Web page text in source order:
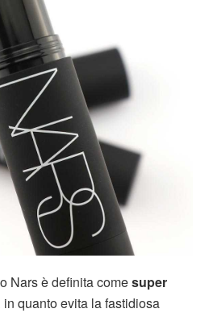
Nars è definita comesuper
in quanto evita la fastidiosa